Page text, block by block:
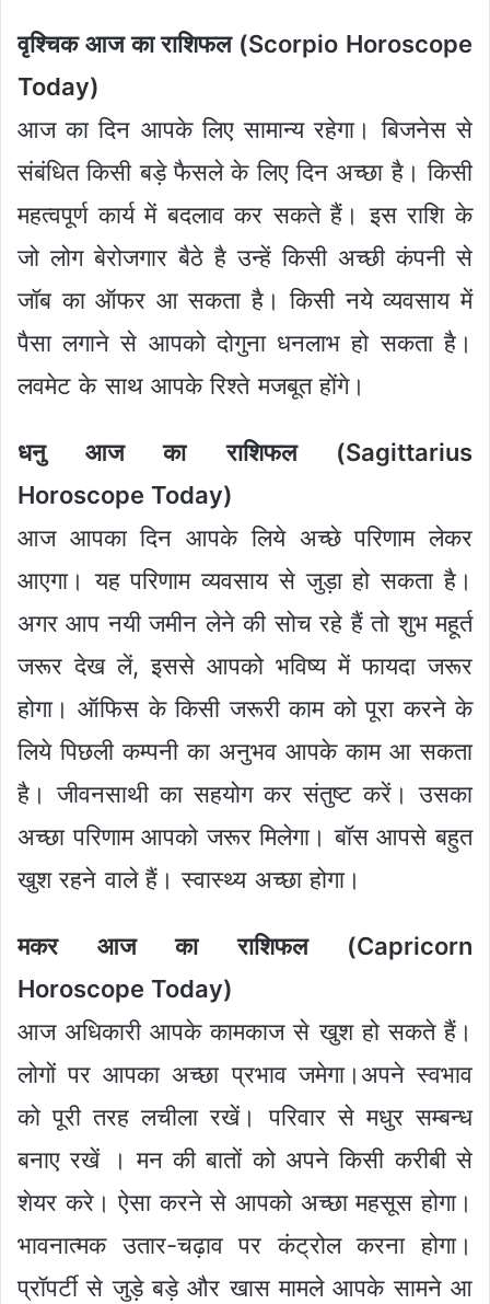
वृश्चिक आज का राशिफल (Scorpio Horoscope
Today)
आज का दिन आपके लिए सामान्य रहेगा। बिजनेस से
संबंधित किसी बड़े फैसले के लिए दिन अच्छा है। किसी
महत्वपूर्ण कार्य में बदलाव कर सकते हैं। इस राशि के
जो लोग बेरोजगार बैठे है उन्हें किसी अच्छी कंपनी से
जॉब का ऑफर आ सकता है। किसी नये व्यवसाय में
पैसा लगाने से आपको दोगुना धनलाभ हो सकता है।
लवमेट के साथ आपके रिश्ते मजबूत होंगे।
धनु आज का राशिफल (Sagittarius
Horoscope Today)
आज आपका दिन आपके लिये अच्छे परिणाम लेकर
आएगा। यह परिणाम व्यवसाय से जुड़ा हो सकता है।
अगर आप नयी जमीन लेने की सोच रहे हैं तो शुभ महूर्त
जरूर देख लें, इससे आपको भविष्य में फायदा जरूर
होगा। ऑफिस के किसी जरूरी काम को पूरा करने के
लिये पिछली कम्पनी का अनुभव आपके काम आ सकता
है। जीवनसाथी का सहयोग कर संतुष्ट करें। उसका
अच्छा परिणाम आपको जरूर मिलेगा। बॉस आपसे बहुत
खुश रहने वाले हैं। स्वास्थ्य अच्छा होगा।
मकर आज का राशिफल (Capricorn
Horoscope Today)
आज अधिकारी आपके कामकाज से खुश हो सकते हैं।
लोगों पर आपका अच्छा प्रभाव जमेगा।अपने स्वभाव
को पूरी तरह लचीला रखें। परिवार से मधुर सम्बन्ध
बनाए रखें । मन की बातों को अपने किसी करीबी से
शेयर करे। ऐसा करने से आपको अच्छा महसूस होगा।
भावनात्मक उतार-चढ़ाव पर कंट्रोल करना होगा।
प्रॉपर्टी से जुड़े बड़े और खास मामले आपके सामने आ